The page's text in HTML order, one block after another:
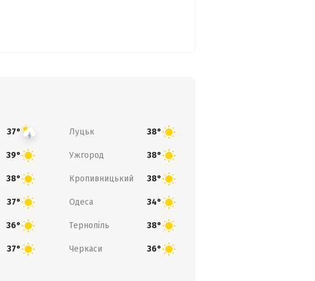
37° Луцьк 38°
39° Ужгород 38°
38° Кропивницький 38°
37° Одеса 34°
36° Тернопіль 38°
37° Черкаси 36°